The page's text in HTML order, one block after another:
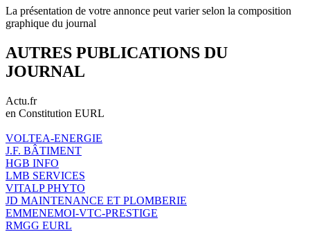
La présentation de votre annonce peut varier selon la composition
graphique du journal
AUTRES PUBLICATIONS DU
JOURNAL
Actu.fr
en Constitution EURL
VOLTEA-ENERGIE
J.F. BÂTIMENT
HGB INFO
LMB SERVICES
VITALP PHYTO
JD MAINTENANCE ET PLOMBERIE
EMMENEMOI-VTC-PRESTIGE
RMGG EURL